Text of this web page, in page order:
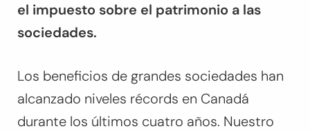
el impuesto sobre el patrimonio a las
sociedades.
Los beneficios de grandes sociedades han
alcanzado niveles récords en Canadá
durante los últimos cuatro años. Nuestro